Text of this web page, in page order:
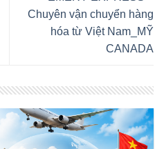
Chuyên vận chuyển hàng
hóa từ Việt Nam_MỸ
CANADA